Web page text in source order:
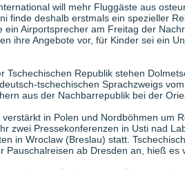
will mehr Fluggäste aus
finde deshalb erstmals ein spezieller
Airportsprecher am Freitag der
ihre Angebote vor, für Kinder sei ein
Tschechischen Republik stehen
tschechischen Sprachzweigs
aus der Nachbarrepublik bei der
in Polen und Nordböhmen um
zwei Pressekonferenzen in Usti nad
in Wroclaw (Breslau) statt.
Pauschalreisen ab Dresden an, hieß es